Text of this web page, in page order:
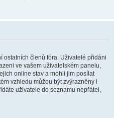
ostatních členů fóra. Uživatelé přidáni
ve vašem uživatelském panelu,
online stav a mohli jim posílat
vzhledu můžou být zvýrazněny i
uživatele do seznamu nepřátel,